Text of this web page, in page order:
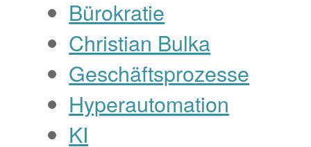
Bürokratie
Christian Bulka
Geschäftsprozesse
Hyperautomation
KI